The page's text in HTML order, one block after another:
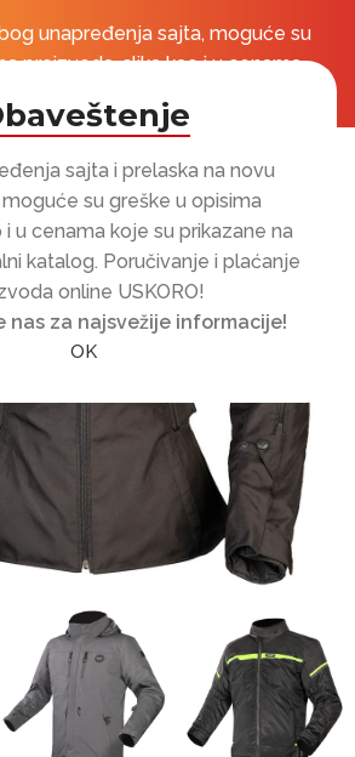
sajta i prelaska na novu
su greške u opisima
u cenama koje su prikazane na
katalog. Poručivanje i plaćanje
online USKORO!
nas za najsvežije informacije!
OK
unapređenja sajta, moguće su
proizvoda, slika kao i u cenama